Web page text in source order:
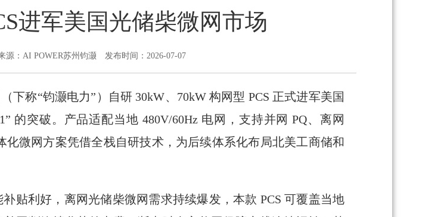
进军美国光储柴微网市场
源：AI POWER苏州钧灏 发布时间：2026-07-07
下称“钧灏电力”）自研 30kW、70kW 构网型 PCS 正式进军美国
的突破。产品适配当地 480V/60Hz 电网，支持并网 PQ、离网
微网方案凭借全栈自研技术，为后续体系化布局北美工商储和
贴利好，离网光储柴微网需求持续爆发，本款 PCS 可覆盖当地